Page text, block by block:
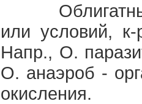
или условий,
Напр., О.
О. анаэроб -
окисления.